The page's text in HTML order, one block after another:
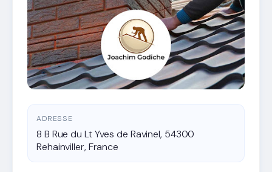
ADRESSE
8 B Rue du Lt Yves de Ravinel, 54300
Rehainviller, France